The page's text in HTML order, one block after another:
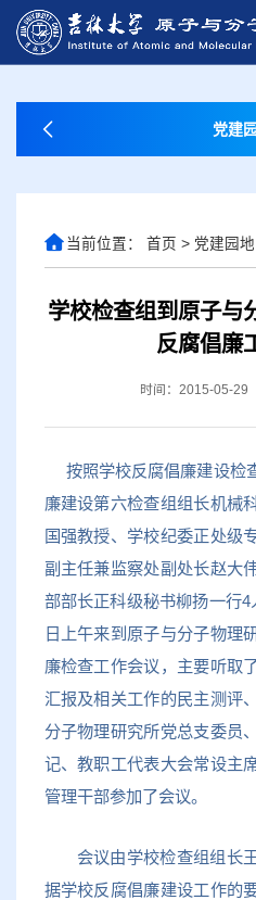
党建
当前位置： 首页 > 党建园地
学校检查组到原子与
反腐倡廉
时间：2015-05-29
按照学校反腐倡廉建设检
廉建设第六检查组组长机械
国强教授、学校纪委正处级
副主任兼监察处副处长赵大
部部长正科级秘书柳扬一行
日上午来到原子与分子物理
廉检查工作会议，主要听取
汇报及相关工作的民主测评
分子物理研究所党总支委员
记、教职工代表大会常设主
管理干部参加了会议。
会议由学校检查组组长王
据学校反腐倡廉建设工作的